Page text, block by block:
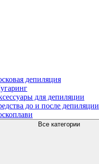
депиляция
для депиляции
до и после депиляции
Все категории